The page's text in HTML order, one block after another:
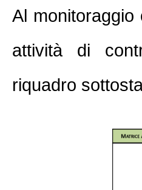
Al
attività di
riquadro